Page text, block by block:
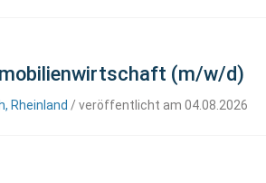
(m/w/d)
Rheinland / veröffentlicht am 04.08.2026